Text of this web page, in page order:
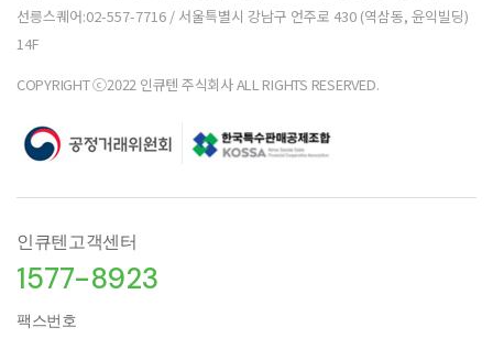
선릉스퀘어:02-557-7716 / 서울특별시 강남구 언주로 430 (역삼동, 윤익빌딩)
14F
COPYRIGHT ⓒ2022 인큐텐 주식회사 ALL RIGHTS RESERVED.
인큐텐고객센터
1577-8923
팩스번호